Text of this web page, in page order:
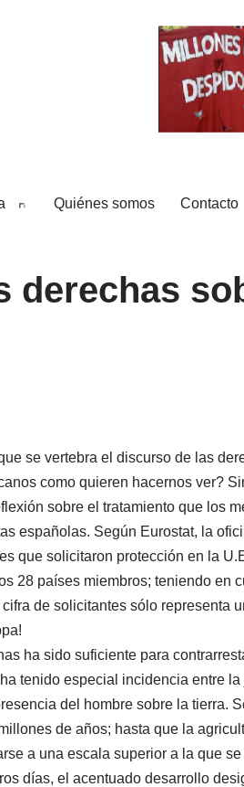
Quiénes somos Contacto
derechas
se vertebra el discurso de las
como quieren hacernos ver?
sobre el tratamiento que los
españolas. Según Eurostat, la
que solicitaron protección en la
28 países miembros; teniendo en
de solicitantes sólo representa
ha sido suficiente para
tenido especial incidencia entre la
del hombre sobre la tierra.
de años; hasta que la
a una escala superior a la que
días, el acentuado desarrollo